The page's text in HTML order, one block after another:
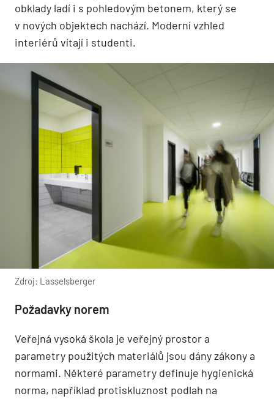
obklady ladí i s pohledovým betonem, který se
v nových objektech nachází. Moderní vzhled
interiérů vítají i studenti.
Zdroj: Lasselsberger
Požadavky norem
Veřejná vysoká škola je veřejný prostor a
parametry použitých materiálů jsou dány zákony a
normami. Některé parametry definuje hygienická
norma, například protiskluznost podlah na